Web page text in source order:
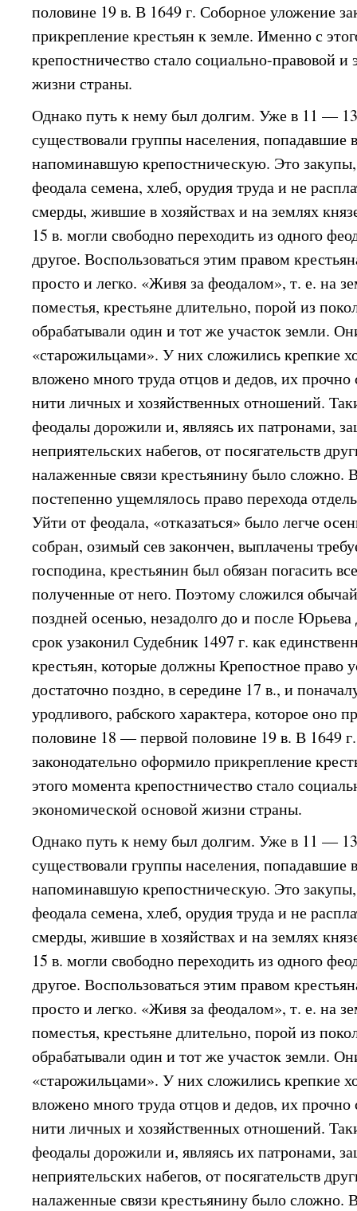
половине 19 в. В 1649 г. Соборное уложение
прикрепление крестьян к земле. Именно с
крепостничество стало социально-правовой
жизни страны.
Однако путь к нему был долгим. Уже в 11 —
существовали группы населения, попадавшие
напоминавшую крепостническую. Это
феодала семена, хлеб, орудия труда и не
смерды, жившие в хозяйствах и на землях
15 в. могли свободно переходить из одного
другое. Воспользоваться этим правом
просто и легко. «Живя за феодалом», т. е. на
поместья, крестьяне длительно, порой из
обрабатывали один и тот же участок земли.
«старожильцами». У них сложились крепкие
вложено много труда отцов и дедов, их
нити личных и хозяйственных отношений.
феодалы дорожили и, являясь их патронами,
неприятельских набегов, от посягательств
налаженные связи крестьянину было сложно.
постепенно ущемлялось право перехода
Уйти от феодала, «отказаться» было легче
собран, озимый сев закончен, выплачены
господина, крестьянин был обязан погасить
полученные от него. Поэтому сложился
поздней осенью, незадолго до и после
срок узаконил Судебник 1497 г. как
крестьян, которые должны Крепостное право
достаточно поздно, в середине 17 в., и
уродливого, рабского характера, которое оно
половине 18 — первой половине 19 в. В 1649
законодательно оформило прикрепление
этого момента крепостничество стало
экономической основой жизни страны.
Однако путь к нему был долгим. Уже в 11 —
существовали группы населения, попадавшие
напоминавшую крепостническую. Это
феодала семена, хлеб, орудия труда и не
смерды, жившие в хозяйствах и на землях
15 в. могли свободно переходить из одного
другое. Воспользоваться этим правом
просто и легко. «Живя за феодалом», т. е. на
поместья, крестьяне длительно, порой из
обрабатывали один и тот же участок земли.
«старожильцами». У них сложились крепкие
вложено много труда отцов и дедов, их
нити личных и хозяйственных отношений.
феодалы дорожили и, являясь их патронами,
неприятельских набегов, от посягательств
налаженные связи крестьянину было сложно.